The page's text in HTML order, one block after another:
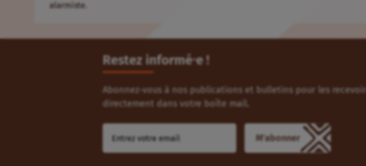
alarmiste.
Restez informé⸱e !
Abonnez-vous à nos publications et bulletins pour les recevoir
directement dans votre boîte mail.
M'abonner